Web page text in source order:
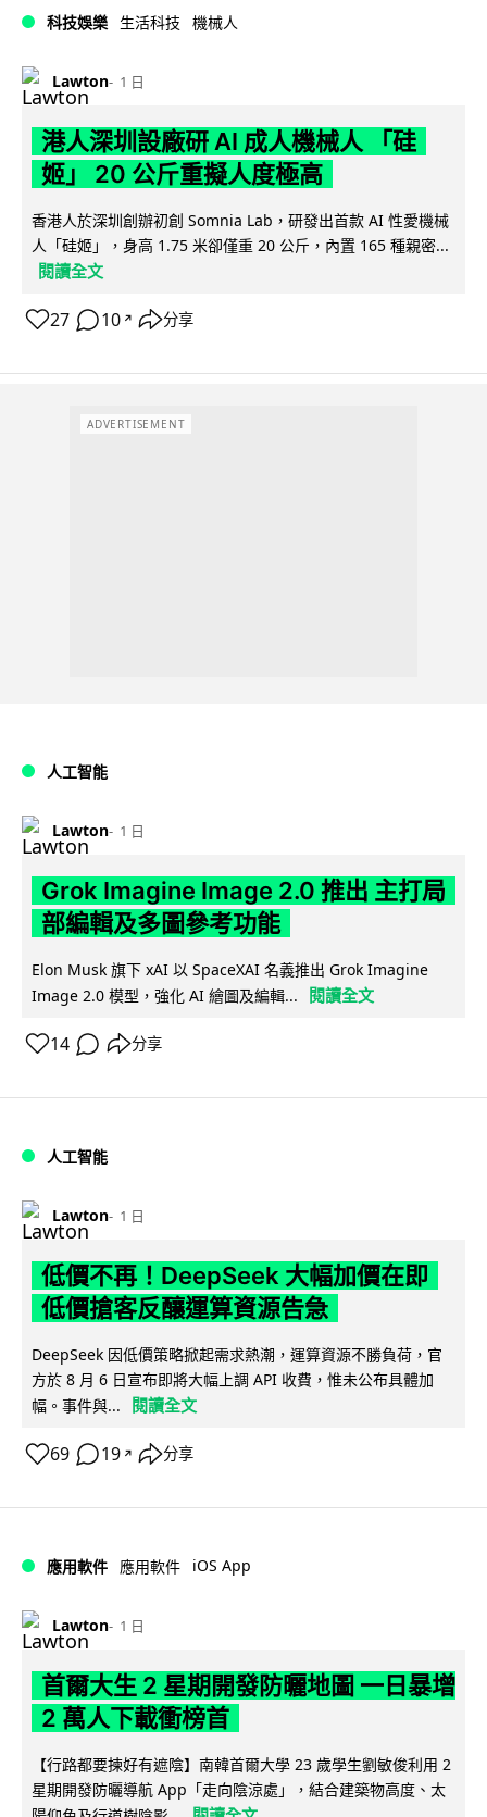
科技娛樂 生活科技 機械人
Lawton 1 日
港人深圳設廠研 AI 成人機械人 「硅
姬」 20 公斤重擬人度極高
香港人於深圳創辦初創 Somnia Lab，研發出首款 AI 性愛機械
人「硅姬」，身高 1.75 米卻僅重 20 公斤，內置 165 種親密...
閱讀全文
27 10 ↗ 分享
ADVERTISEMENT
人工智能
Lawton 1 日
Grok Imagine Image 2.0 推出 主打局
部編輯及多圖參考功能
Elon Musk 旗下 xAI 以 SpaceXAI 名義推出 Grok Imagine
Image 2.0 模型，強化 AI 繪圖及編輯...
閱讀全文
14 分享
人工智能
Lawton 1 日
低價不再！DeepSeek 大幅加價在即
低價搶客反釀運算資源告急
DeepSeek 因低價策略掀起需求熱潮，運算資源不勝負荷，官
方於 8 月 6 日宣布即將大幅上調 API 收費，惟未公布具體加
幅。事件與...
閱讀全文
69 19 ↗ 分享
應用軟件 應用軟件 iOS App
Lawton 1 日
首爾大生 2 星期開發防曬地圖 一日暴增
2 萬人下載衝榜首
【行路都要揀好有遮陰】南韓首爾大學 23 歲學生劉敏俊利用 2
星期開發防曬導航 App「走向陰涼處」，結合建築物高度、太